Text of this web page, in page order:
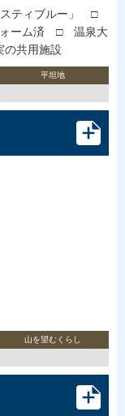
スティブルー」 □
ォーム済 □ 温泉大
の共用施設
平坦地
山を望むくらし